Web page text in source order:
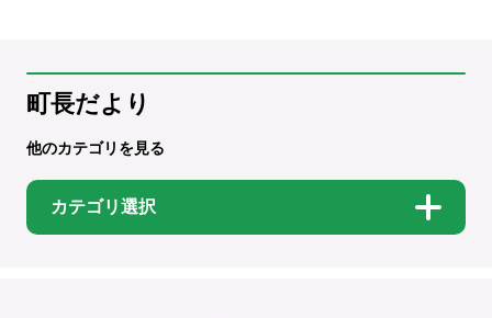
町長だより
他のカテゴリを見る
カテゴリ選択